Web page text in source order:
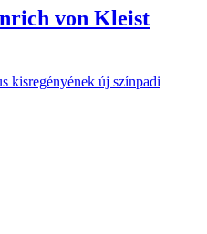
von Kleist
kisregényének új színpadi